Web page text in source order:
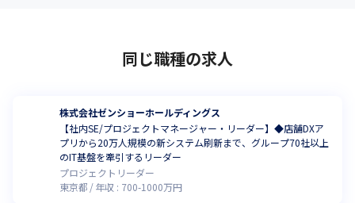
同じ職種の求人
株式会社ゼンショーホールディングス
【社内SE/プロジェクトマネージャー・リーダー】◆店舗DXア
プリから20万人規模の新システム刷新まで、グループ70社以上
のIT基盤を牽引するリーダー
プロジェクトリーダー
東京都
年収 : 700-1000万円